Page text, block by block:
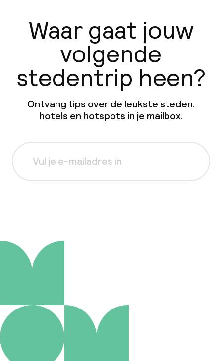
Waar gaat jouw
volgende
stedentrip heen?
Ontvang tips over de leukste steden,
hotels en hotspots in je mailbox.